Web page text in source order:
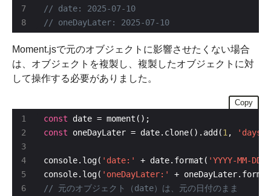
7
8
Moment.jsで元のオブジェクトに影響させたくない場合
は、オブジェクトを複製し、複製したオブジェクトに対
して操作する必要がありました。
Copy
3
4
5
6
const
const oneDayLater = date.clone().add(1 , 'days'
console.log( 'date:' + date.format( 'YYYY-MM-DD'
console.log( 'oneDayLater:'
+